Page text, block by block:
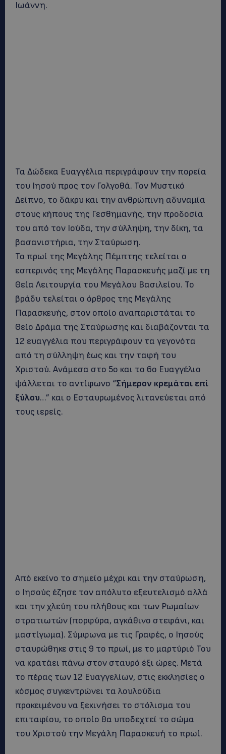
Ιωάννη.
Τα Δώδεκα Ευαγγέλια περιγράφουν την πορεία
του Ιησού προς τον Γολγοθά. Τον Μυστικό
Δείπνο, το δάκρυ και την ανθρώπινη αδυναμία
στους κήπους της Γεσθημανής, την προδοσία
του από τον Ιούδα, την σύλληψη, την δίκη, τα
βασανιστήρια, την Σταύρωση.
Το πρωί της Μεγάλης Πέμπτης τελείται ο
εσπερινός της Μεγάλης Παρασκευής μαζί με τη
Θεία Λειτουργία του Μεγάλου Βασιλείου. Το
βράδυ τελείται ο όρθρος της Μεγάλης
Παρασκευής, στον οποίο αναπαριστάται το
Θείο Δράμα της Σταύρωσης και διαβάζονται τα
12 ευαγγέλια που περιγράφουν τα γεγονότα
από τη σύλληψη έως και την ταφή του
Χριστού. Ανάμεσα στο 5ο και το 6ο Ευαγγέλιο
ψάλλεται το αντίφωνο “Σήμερον κρεμάται επί
ξύλου…” και ο Εσταυρωμένος λιτανεύεται από
τους ιερείς.
Από εκείνο το σημείο μέχρι και την σταύρωση,
ο Ιησούς έζησε τον απόλυτο εξευτελισμό αλλά
και την χλεύη του πλήθους και των Ρωμαίων
στρατιωτών (πορφύρα, αγκάθινο στεφάνι, και
μαστίγωμα). Σύμφωνα με τις Γραφές, ο Ιησούς
σταυρώθηκε στις 9 το πρωί, με το μαρτύριό Του
να κρατάει πάνω στον σταυρό έξι ώρες. Μετά
το πέρας των 12 Ευαγγελίων, στις εκκλησίες ο
κόσμος συγκεντρώνει τα λουλούδια
προκειμένου να ξεκινήσει το στόλισμα του
επιταφίου, το οποίο θα υποδεχτεί το σώμα
του Χριστού την Μεγάλη Παρασκευή το πρωί.